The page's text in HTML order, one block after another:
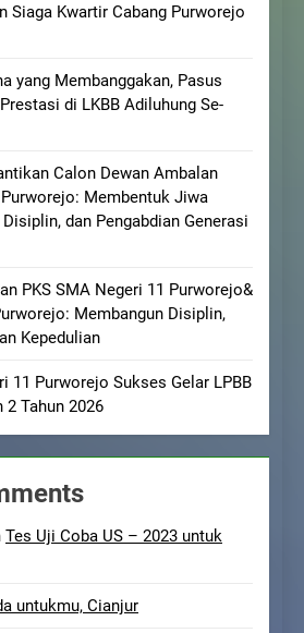
Siaga Kwartir Cabang Purworejo
yang Membanggakan, Pasus
di LKBB Adiluhung Se-
Calon Dewan Ambalan
Membentuk Jiwa
dan Pengabdian Generasi
PKS SMA Negeri 11 Purworejo&
Membangun Disiplin,
Kepedulian
11 Purworejo Sukses Gelar LPBB
2 Tahun 2026
Tes Uji Coba US – 2023 untuk
untukmu, Cianjur